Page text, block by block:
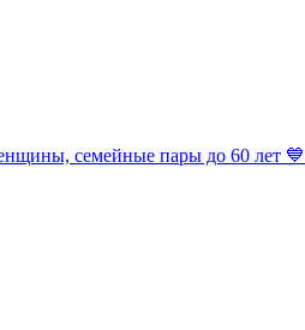
семейные пары до 60 лет 💙